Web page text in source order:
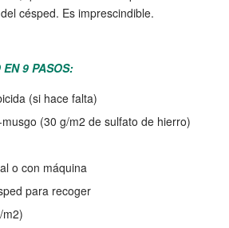
césped. Es imprescindible.
9 PASOS:
(si hace falta)
(30 g/m2 de sulfato de hierro)
o con máquina
para recoger
m2)